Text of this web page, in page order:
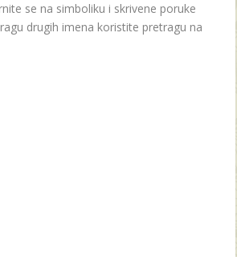
se na simboliku i skrivene poruke
drugih imena koristite pretragu na